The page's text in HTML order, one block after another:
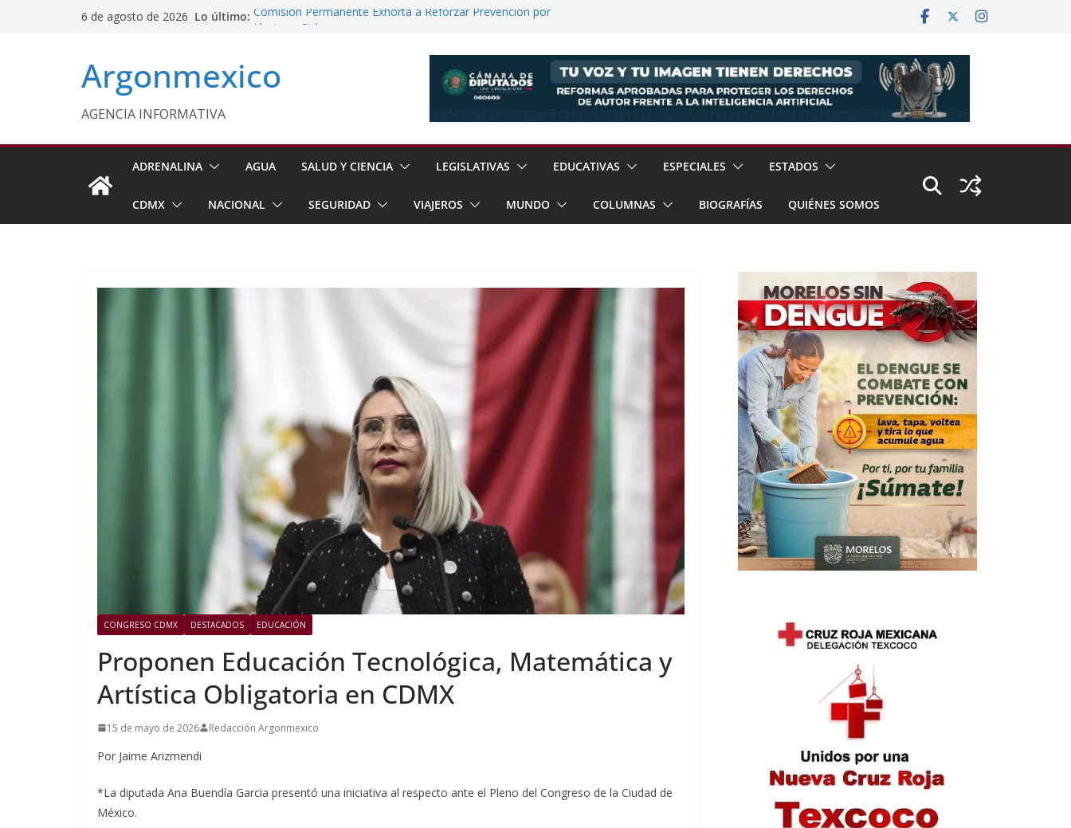
6 de agosto de 2026 Lo último: Comisión Permanente Exhorta a Reforzar Prevención por
Javier Saldaña Fortalece Aspiración con Multitudinario Evento
Reconoce ANTAD Morelos Estrategias de Seguridad de la
Siembra de 6.6 Millones de Árboles
Argonmexico
AGENCIA INFORMATIVA
ADRENALINA AGUA SALUD Y CIENCIA LEGISLATIVAS EDUCATIVAS ESPECIALES ESTADOS
CDMX NACIONAL SEGURIDAD VIAJEROS MUNDO COLUMNAS BIOGRAFÍAS QUIÉNES SOMOS
CONGRESO CDMX DESTACADOS EDUCACIÓN
Proponen Educación Tecnológica, Matemática y
Artística Obligatoria en CDMX
15 de mayo de 2026 Redacción Argonmexico
Por Jaime Arizmendi
*La diputada Ana Buendía Garcia presentó una iniciativa al respecto ante el Pleno del Congreso de la Ciudad de
México.